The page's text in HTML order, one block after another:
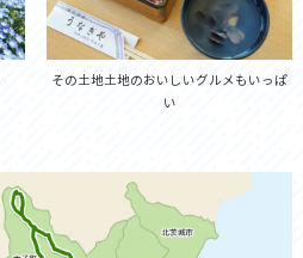
その土地土地のおいしいグルメもいっぱ
い